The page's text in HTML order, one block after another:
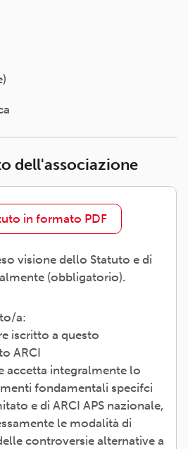
dell'associazione
in formato PDF
visione dello Statuto e di
(obbligatorio).
a:
iscritto a questo
ARCI
accetta integralmente lo
fondamentali specifci
e di ARCI APS nazionale,
le modalità di
controversie alternative a